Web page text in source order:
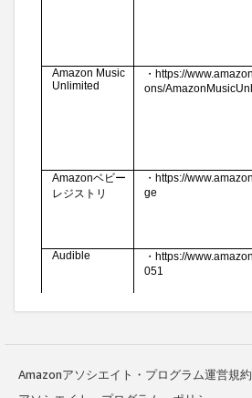
Amazonアソシエイト・プログラム運営規約